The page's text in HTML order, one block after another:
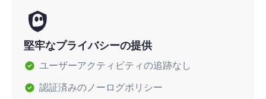
堅牢なプライバシーの提供
ユーザーアクティビティの追跡なし
認証済みのノーログポリシー